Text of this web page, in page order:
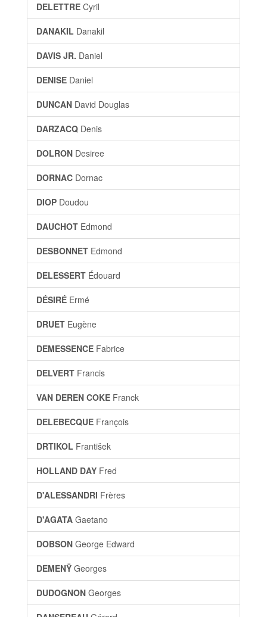
DELETTRE Cyril
DANAKIL Danakil
DAVIS JR. Daniel
DENISE Daniel
DUNCAN David Douglas
DARZACQ Denis
DOLRON Desiree
DORNAC Dornac
DIOP Doudou
DAUCHOT Edmond
DESBONNET Edmond
DELESSERT Édouard
DÉSIRÉ Ermé
DRUET Eugène
DEMESSENCE Fabrice
DELVERT Francis
VAN DEREN COKE Franck
DELEBECQUE François
DRTIKOL František
HOLLAND DAY Fred
D'ALESSANDRI Frères
D'AGATA Gaetano
DOBSON George Edward
DEMENŸ Georges
DUDOGNON Georges